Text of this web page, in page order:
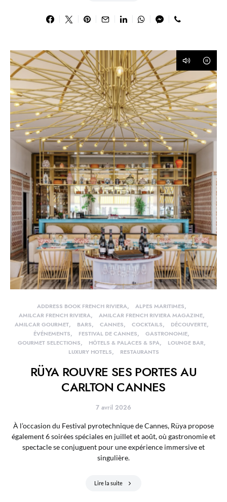
ADDRESS BOOK FRENCH RIVIERA
ALPES MARITIMES
AMILCAR FRENCH RIVIERA
AMILCAR FRENCH RIVIERA MAGAZINE
AMILCAR GOURMET
BARS CANNES COCKTAILS
DÉCOUVERTE
ÉVÉNEMENTS
FESTIVAL DE CANNES
GASTRONOMIE
GOURMET SELECTIONS
HÔTELS & PALACES & SPA
LOUNGE BAR
LUXURY HOTELS
RESTAURANTS
RÜYA ROUVRE SES PORTES AU
CARLTON CANNES
7 avril 2026
À l’occasion du Festival pyrotechnique de Cannes, Rüya propose
également 6 soirées spéciales en juillet et août, où gastronomie et
spectacle se conjuguent pour une expérience immersive et
singulière.
Lire la suite